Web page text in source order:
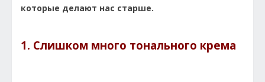
которые делают нас старше.
1. Слишком много тонального крема